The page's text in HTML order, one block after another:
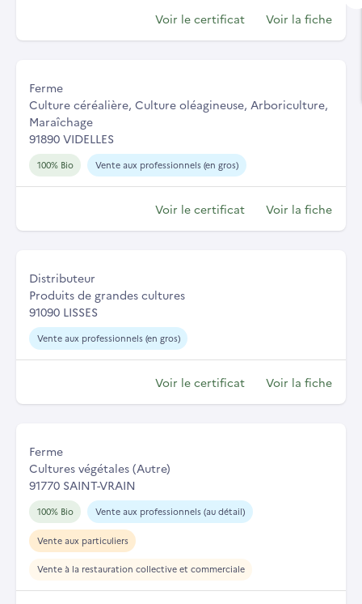
Voir le certificat Voir la fiche
Ferme
Culture céréalière, Culture oléagineuse, Arboriculture,
Maraîchage
91890 VIDELLES
100% Bio Vente aux professionnels (en gros)
Voir le certificat Voir la fiche
Distributeur
Produits de grandes cultures
91090 LISSES
Vente aux professionnels (en gros)
Voir le certificat Voir la fiche
Ferme
Cultures végétales (Autre)
91770 SAINT-VRAIN
100% Bio Vente aux professionnels (au détail)
Vente aux particuliers
Vente à la restauration collective et commerciale